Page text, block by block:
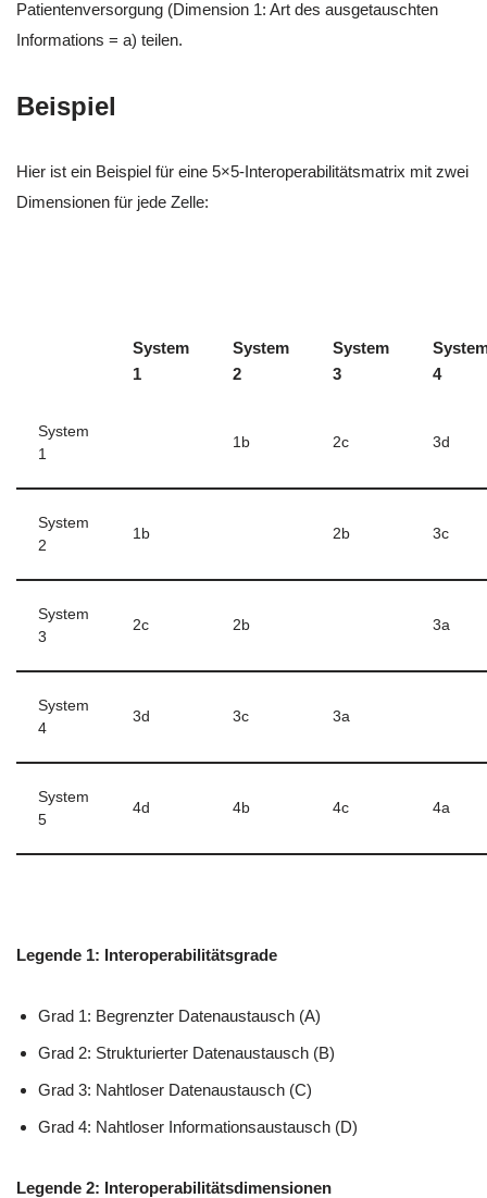
Patientenversorgung (Dimension 1: Art des ausgetauschten
Informations = a) teilen.
Beispiel
Hier ist ein Beispiel für eine 5×5-Interoperabilitätsmatrix mit zwei
Dimensionen für jede Zelle:
System
1
System
2
System
3
4
System
1
1b 2c 3d
System
2
1b 2b 3c
System
3
2c 2b 3a
System
4
3d 3c 3a
System
5
4d 4b 4c 4a
Legende 1: Interoperabilitätsgrade
Grad 1: Begrenzter Datenaustausch (A)
Grad 2: Strukturierter Datenaustausch (B)
Grad 3: Nahtloser Datenaustausch (C)
Grad 4: Nahtloser Informationsaustausch (D)
Legende 2: Interoperabilitätsdimensionen